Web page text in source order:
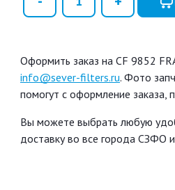
Оформить заказ на CF 9852
info@sever-filters.ru. Фото
помогут с оформление заказа,
Вы можете выбрать любую
доставку во все города СЗФО